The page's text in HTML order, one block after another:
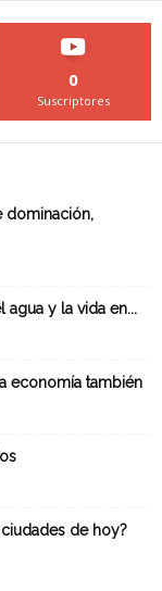
0
Suscriptores
dominación,
y la vida en...
economía también
de hoy?